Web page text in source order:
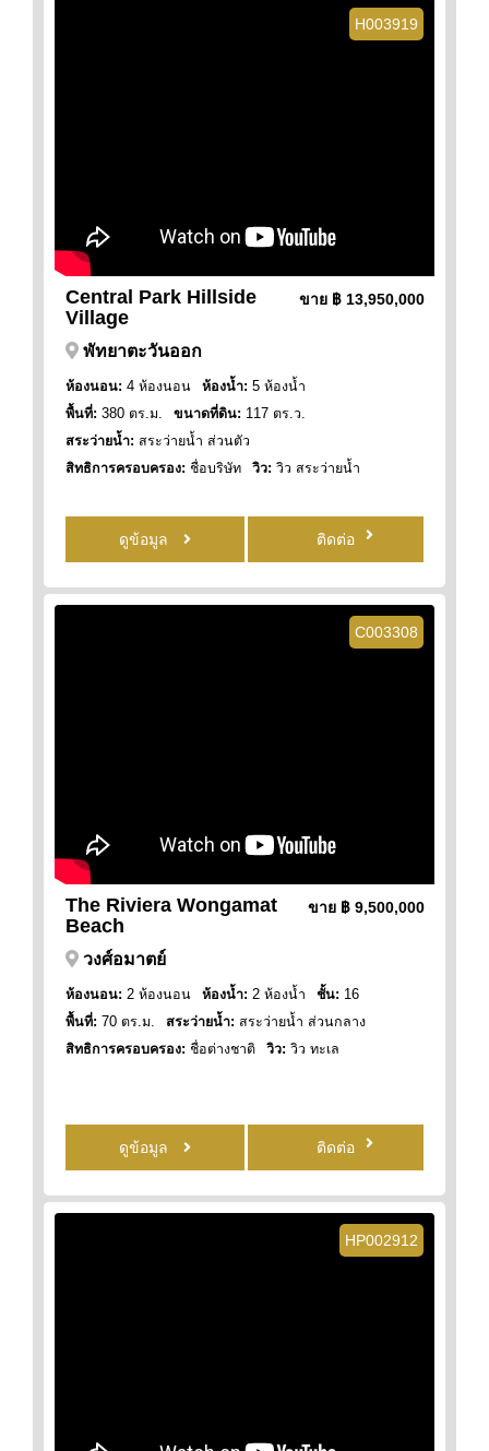
H003919
Central Park Hillside
Village
ขาย ฿ 13,950,000
พัทยาตะวันออก
ห้องนอน: 4 ห้องนอน ห้องน้ำ: 5 ห้องน้ำ
พื้นที่: 380 ตร.ม. ขนาดที่ดิน: 117 ตร.ว.
สระว่ายน้ำ: สระว่ายน้ำ ส่วนตัว
สิทธิการครอบครอง: ชื่อบริษัท วิว: วิว สระว่ายน้ำ
ดูข้อมูล ติดต่อ
C003308
The Riviera Wongamat
Beach
ขาย ฿ 9,500,000
วงศ์อมาตย์
ห้องนอน: 2 ห้องนอน ห้องน้ำ: 2 ห้องน้ำ ชั้น: 16
พื้นที่: 70 ตร.ม. สระว่ายน้ำ: สระว่ายน้ำ ส่วนกลาง
สิทธิการครอบครอง: ชื่อต่างชาติ วิว: วิว ทะเล
ดูข้อมูล ติดต่อ
HP002912